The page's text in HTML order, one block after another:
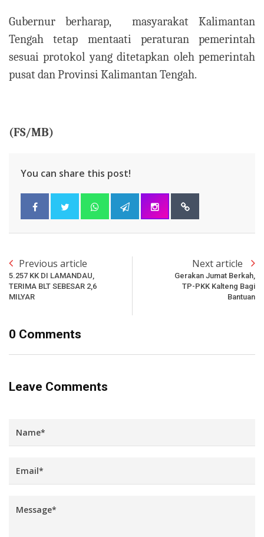
Gubernur berharap, masyarakat Kalimantan
Tengah tetap mentaati peraturan pemerintah
sesuai protokol yang ditetapkan oleh pemerintah
pusat dan Provinsi Kalimantan Tengah.
(FS/MB)
You can share this post!
Previous article
5.257 KK DI LAMANDAU,
TERIMA BLT SEBESAR 2,6
MILYAR
Next article
Gerakan Jumat Berkah,
TP-PKK Kalteng Bagi
Bantuan
0 Comments
Leave Comments